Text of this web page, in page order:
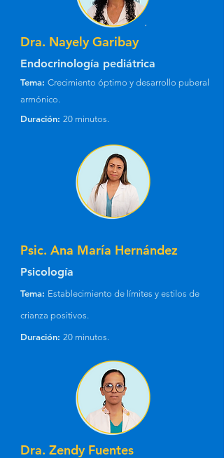
Dra. Nayely Garibay
Endocrinología pediátrica
Tema: Crecimiento óptimo y desarrollo puberal
armónico.
Duración: 20 minutos.
Psic. Ana María Hernández
Psicología
Tema: Establecimiento de límites y estilos de
crianza positivos.
Duración: 20 minutos.
Dra. Zendy Fuentes